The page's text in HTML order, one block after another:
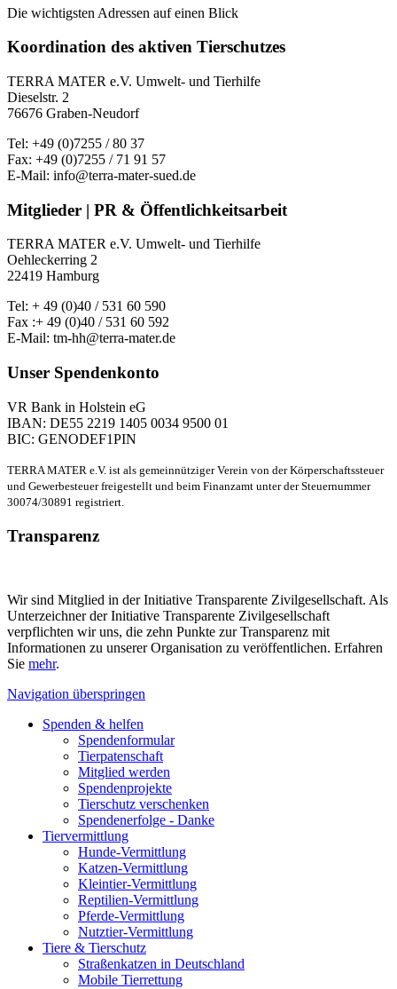
Die wichtigsten Adressen auf einen Blick
Koordination des aktiven Tierschutzes
TERRA MATER e.V. Umwelt- und Tierhilfe
Dieselstr. 2
76676 Graben-Neudorf
Tel: +49 (0)7255 / 80 37
Fax: +49 (0)7255 / 71 91 57
E-Mail: info@terra-mater-sued.de
Mitglieder | PR & Öffentlichkeitsarbeit
TERRA MATER e.V. Umwelt- und Tierhilfe
Oehleckerring 2
22419 Hamburg
Tel: + 49 (0)40 / 531 60 590
Fax :+ 49 (0)40 / 531 60 592
E-Mail: tm-hh@terra-mater.de
Unser Spendenkonto
VR Bank in Holstein eG
IBAN: DE55 2219 1405 0034 9500 01
BIC: GENODEF1PIN
TERRA MATER e.V. ist als gemeinnütziger Verein von der Körperschaftssteuer
und Gewerbesteuer freigestellt und beim Finanzamt unter der Steuernummer
30074/30891 registriert.
Transparenz
Wir sind Mitglied in der Initiative Transparente Zivilgesellschaft. Als
Unterzeichner der Initiative Transparente Zivilgesellschaft
verpflichten wir uns, die zehn Punkte zur Transparenz mit
Informationen zu unserer Organisation zu veröffentlichen. Erfahren
Sie mehr.
Navigation überspringen
Spenden & helfen
Spendenformular
Tierpatenschaft
Mitglied werden
Spendenprojekte
Tierschutz verschenken
Spendenerfolge - Danke
Tiervermittlung
Hunde-Vermittlung
Katzen-Vermittlung
Kleintier-Vermittlung
Reptilien-Vermittlung
Pferde-Vermittlung
Nutztier-Vermittlung
Tiere & Tierschutz
Straßenkatzen in Deutschland
Mobile Tierrettung